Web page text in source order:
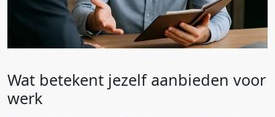
Wat betekent jezelf aanbieden voor
werk